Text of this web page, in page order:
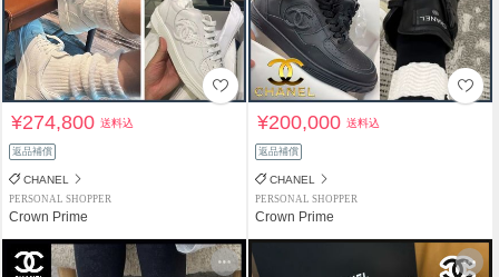
¥274,800送料込
返品補償
CHANEL
PERSONAL SHOPPER
Crown Prime
¥200,000送料込
返品補償
CHANEL
PERSONAL SHOPPER
Crown Prime